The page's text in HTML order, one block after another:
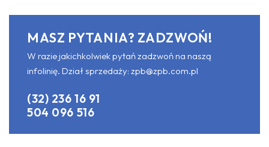
MASZ PYTANIA? ZADZWOŃ!
W razie jakichkolwiek pytań zadzwoń na naszą
infolinię. Dział sprzedaży: zpb@zpb.com.pl
(32) 236 16 91
504 096 516